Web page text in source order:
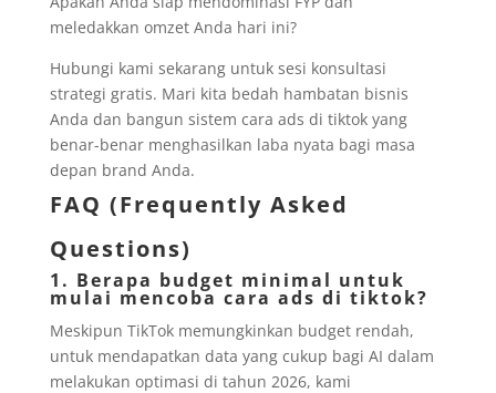
meledakkan omzet Anda hari ini?
Hubungi kami sekarang untuk sesi konsultasi
strategi gratis. Mari kita bedah hambatan bisnis
Anda dan bangun sistem cara ads di tiktok yang
benar-benar menghasilkan laba nyata bagi masa
depan brand Anda.
FAQ (Frequently Asked
Questions)
1. Berapa budget minimal untuk
mulai mencoba cara ads di tiktok?
Meskipun TikTok memungkinkan budget rendah,
untuk mendapatkan data yang cukup bagi AI dalam
melakukan optimasi di tahun 2026, kami